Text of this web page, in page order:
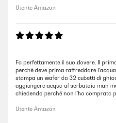
Utente Amazon
Fa perfettamente il suo dovere. Il
perché deve prima raffreddare
stampa un wafer da 32 cubetti di
aggiungere acqua al serbatoio man
chiedendo perché non l'ho comprata
Utente Amazon